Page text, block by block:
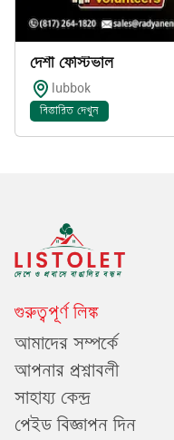
দেশী ফেস্টিভাল
lubbok
বিস্তারিত দেখুন
গুরুত্বপূর্ণ লিঙ্ক
আমাদের সম্পর্কে
আপনার প্রশ্নাবলী
সাহায্য কেন্দ্র
পেইড বিজ্ঞাপন দিন